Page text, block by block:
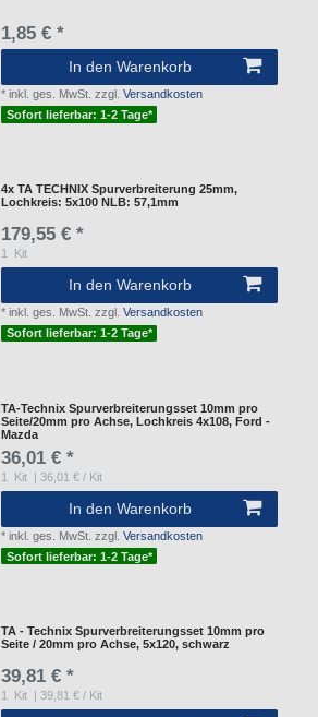
1,85 € *
In den Warenkorb
*inkl. ges. MwSt. zzgl.Versandkosten
Sofort lieferbar: 1-2 Tage*
4x TA TECHNIX Spurverbreiterung 25mm,
Lochkreis: 5x100 NLB: 57,1mm
179,55 € *
1 Kit
In den Warenkorb
*inkl. ges. MwSt. zzgl.Versandkosten
Sofort lieferbar: 1-2 Tage*
TA-Technix Spurverbreiterungsset 10mm pro
Seite/20mm pro Achse, Lochkreis 4x108, Ford -
Mazda
36,01 € *
1 Kit | 36,01 € / Kit
In den Warenkorb
*inkl. ges. MwSt. zzgl.Versandkosten
Sofort lieferbar: 1-2 Tage*
TA - Technix Spurverbreiterungsset 10mm pro
Seite / 20mm pro Achse, 5x120, schwarz
39,81 € *
1 Kit | 39,81 € / Kit